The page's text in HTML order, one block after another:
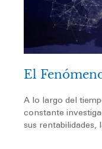
El
A lo largo del
constante
sus rentabilidades,